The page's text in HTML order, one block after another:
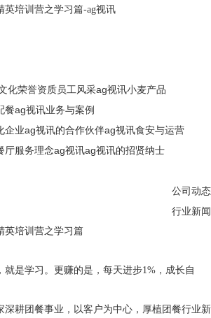
英培训营之学习篇-ag视讯
化荣誉资质员工风采ag视讯小麦产品
餐ag视讯业务与案例
企业ag视讯的合作伙伴ag视讯食安与运营
厅服务理念ag视讯ag视讯的招贤纳士
公司动态
行业新闻
英培训营之学习篇
就是学习。更赚的是，每天进步1%，成长自
深耕团餐事业，以客户为中心，厚植团餐行业新